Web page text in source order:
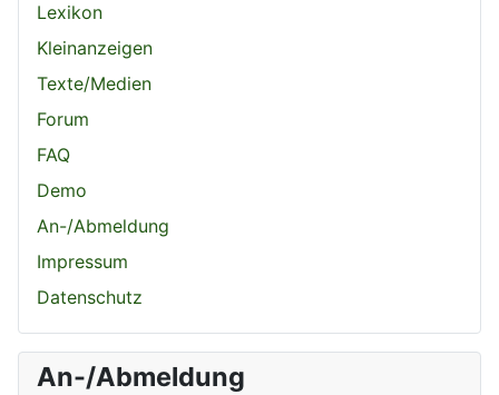
Lexikon
Kleinanzeigen
Texte/Medien
Forum
FAQ
Demo
An-/Abmeldung
Impressum
Datenschutz
An-/Abmeldung